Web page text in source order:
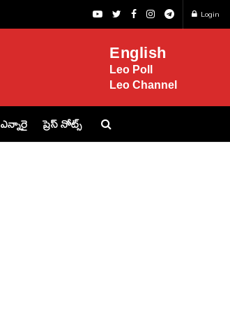
Login
English
Leo Poll
Leo Channel
ఎన్నారై ప్రెస్ నోట్స్